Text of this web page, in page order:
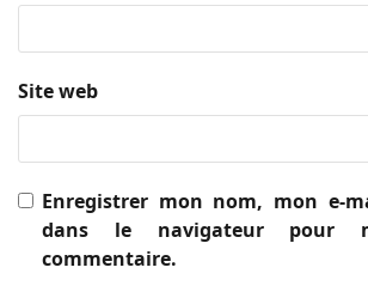
Site web
Enregistrer mon nom, mon e-
dans le navigateur pour
commentaire.